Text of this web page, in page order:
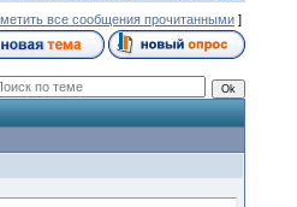
все сообщения прочитанными]